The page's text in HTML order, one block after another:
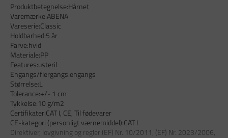
Produktbetegnelse:Hårnet
Varemærke:ABENA
Vareserie:Classic
Holdbarhed:5 år
Farve:hvid
Materiale:PP
Features:usteril
Engangs/flergangs:engangs
Størrelse:L
Tolerance:+/- 1 cm
Tykkelse:10 g/m2
Certifikater:CAT I, CE, Til fødevarer
CE-kategori (personligt værnemiddel):CAT I
Direktiver, lovgivning og regler:(EF) Nr. 10/2011, (EF) Nr. 2023/2006,